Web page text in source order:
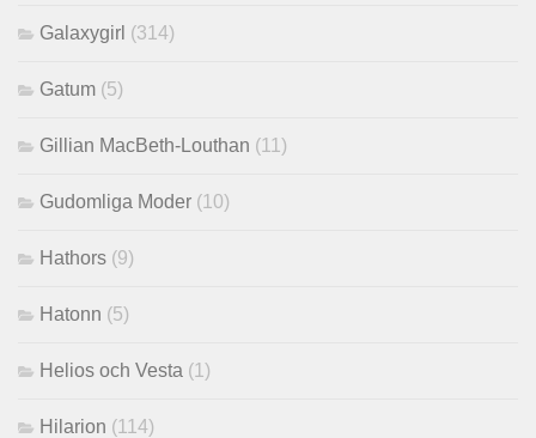
Galaxygirl (314)
Gatum (5)
Gillian MacBeth-Louthan (11)
Gudomliga Moder (10)
Hathors (9)
Hatonn (5)
Helios och Vesta (1)
Hilarion (114)